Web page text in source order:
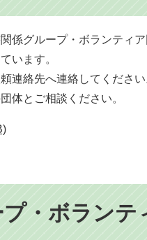
係グループ・ボランティア
います。
連絡先へ連絡してください
体とご相談ください。
・ボランテ